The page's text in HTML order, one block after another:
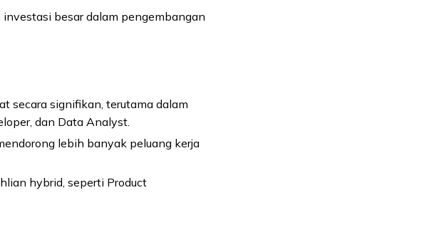
besar dalam pengembangan
secara signifikan, terutama dalam
dan Data Analyst.
lebih banyak peluang kerja
hybrid, seperti Product